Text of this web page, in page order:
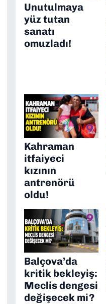
Unutulmaya
yüz tutan
sanatı
omuzladı!
Kahraman
itfaiyeci
kızının
antrenörü
oldu!
Balçova’da
kritik bekleyiş:
Meclis dengesi
değişecek mi?